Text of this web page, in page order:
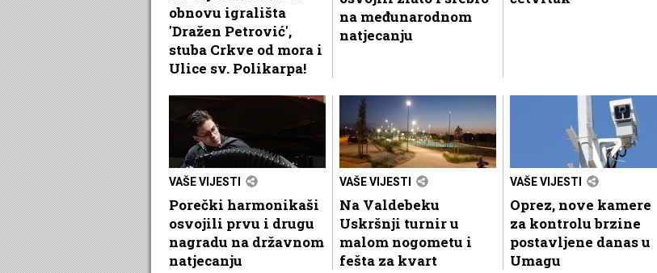
obnovu igrališta
'Dražen Petrović',
stuba Crkve od mora i
Ulice sv. Polikarpa!
na međunarodnom
natjecanju
VAŠE VIJESTI
Porečki harmonikaši
osvojili prvu i drugu
nagradu na državnom
natjecanju
VAŠE VIJESTI
Na Valdebeku
Uskršnji turnir u
malom nogometu i
fešta za kvart
VAŠE VIJESTI
Oprez, nove kamere
za kontrolu brzine
postavljene danas u
Umagu